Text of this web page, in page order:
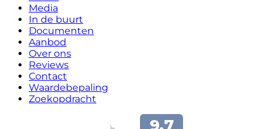
Media
In de buurt
Documenten
Aanbod
Over ons
Reviews
Contact
Waardebepaling
Zoekopdracht